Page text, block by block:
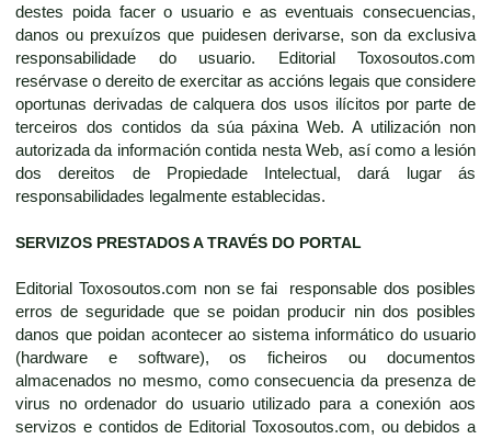
destes poida facer o usuario e as eventuais consecuencias,
danos ou prexuízos que puidesen derivarse, son da exclusiva
responsabilidade do usuario. Editorial Toxosoutos.com
resérvase o dereito de exercitar as accións legais que considere
oportunas derivadas de calquera dos usos ilícitos por parte de
terceiros dos contidos da súa páxina Web. A utilización non
autorizada da información contida nesta Web, así como a lesión
dos dereitos de Propiedade Intelectual, dará lugar ás
responsabilidades legalmente establecidas.
SERVIZOS PRESTADOS A TRAVÉS DO PORTAL
Editorial Toxosoutos.com non se fai responsable dos posibles
erros de seguridade que se poidan producir nin dos posibles
danos que poidan acontecer ao sistema informático do usuario
(hardware e software), os ficheiros ou documentos
almacenados no mesmo, como consecuencia da presenza de
virus no ordenador do usuario utilizado para a conexión aos
servizos e contidos de Editorial Toxosoutos.com, ou debidos a